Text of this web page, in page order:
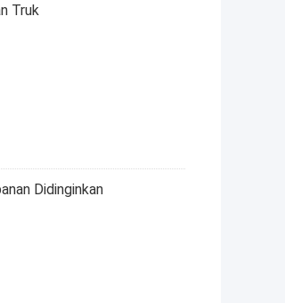
Truk
Didinginkan